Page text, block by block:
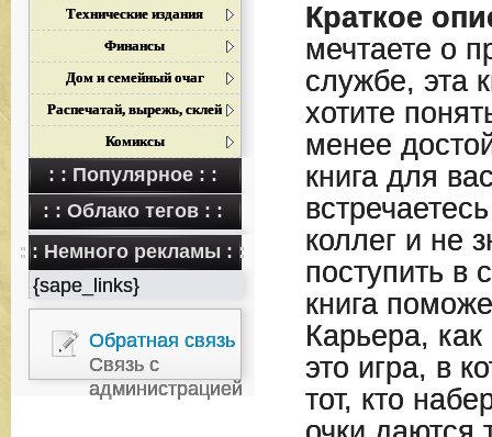
Технические издания
Финансы
Дом и семейный очаг
Распечатай, вырежь, склей
Комиксы
: : Популярное : :
: : Облако тегов : :
: : Немного рекламы : :
{sape_links}
Обратная связь
Связь с
администрацией
Краткое
мечтаете о
службе, эта
хотите
менее
книга для
коллег и не
поступить в
книга
Карьера,
это игра, в
тот, кто